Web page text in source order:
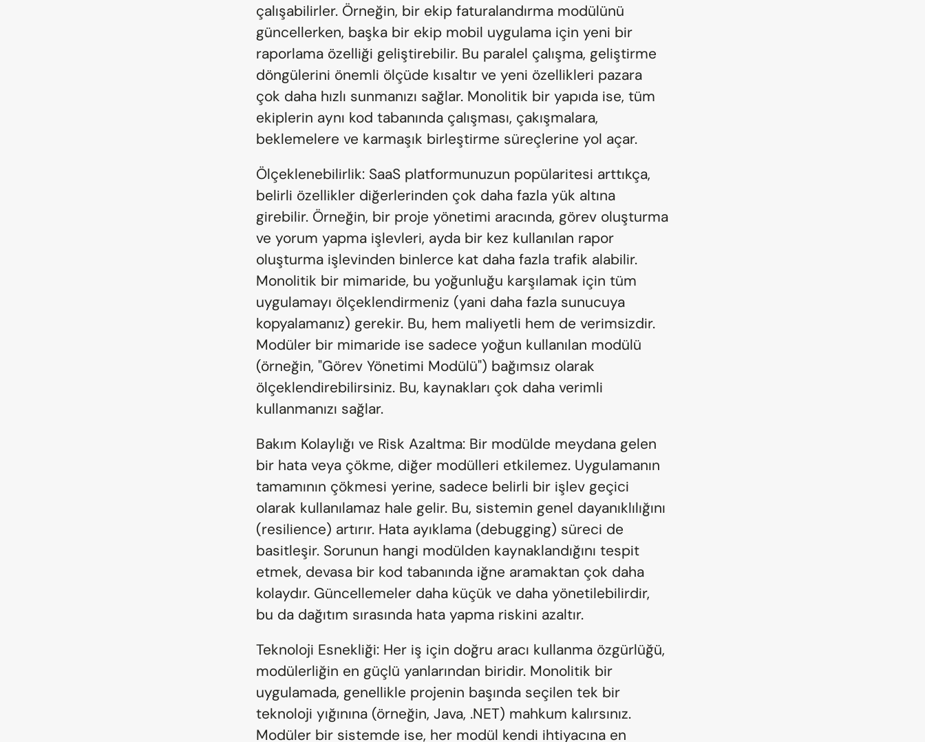
çalışabilirler. Örneğin, bir ekip faturalandırma modülünü
güncellerken, başka bir ekip mobil uygulama için yeni bir
raporlama özelliği geliştirebilir. Bu paralel çalışma, geliştirme
döngülerini önemli ölçüde kısaltır ve yeni özellikleri pazara
çok daha hızlı sunmanızı sağlar. Monolitik bir yapıda ise, tüm
ekiplerin aynı kod tabanında çalışması, çakışmalara,
beklemelere ve karmaşık birleştirme süreçlerine yol açar.
Ölçeklenebilirlik: SaaS platformunuzun popülaritesi arttıkça,
belirli özellikler diğerlerinden çok daha fazla yük altına
girebilir. Örneğin, bir proje yönetimi aracında, görev oluşturma
ve yorum yapma işlevleri, ayda bir kez kullanılan rapor
oluşturma işlevinden binlerce kat daha fazla trafik alabilir.
Monolitik bir mimaride, bu yoğunluğu karşılamak için tüm
uygulamayı ölçeklendirmeniz (yani daha fazla sunucuya
kopyalamanız) gerekir. Bu, hem maliyetli hem de verimsizdir.
Modüler bir mimaride ise sadece yoğun kullanılan modülü
(örneğin, "Görev Yönetimi Modülü") bağımsız olarak
ölçeklendirebilirsiniz. Bu, kaynakları çok daha verimli
kullanmanızı sağlar.
Bakım Kolaylığı ve Risk Azaltma: Bir modülde meydana gelen
bir hata veya çökme, diğer modülleri etkilemez. Uygulamanın
tamamının çökmesi yerine, sadece belirli bir işlev geçici
olarak kullanılamaz hale gelir. Bu, sistemin genel dayanıklılığını
(resilience) artırır. Hata ayıklama (debugging) süreci de
basitleşir. Sorunun hangi modülden kaynaklandığını tespit
etmek, devasa bir kod tabanında iğne aramaktan çok daha
kolaydır. Güncellemeler daha küçük ve daha yönetilebilirdir,
bu da dağıtım sırasında hata yapma riskini azaltır.
Teknoloji Esnekliği: Her iş için doğru aracı kullanma özgürlüğü,
modülerliğin en güçlü yanlarından biridir. Monolitik bir
uygulamada, genellikle projenin başında seçilen tek bir
teknoloji yığınına (örneğin, Java, .NET) mahkum kalırsınız.
Modüler bir sistemde ise, her modül kendi ihtiyacına en